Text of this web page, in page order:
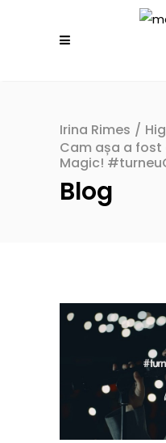
Irina Rimes /
Cam așa a
Magic!
Blog